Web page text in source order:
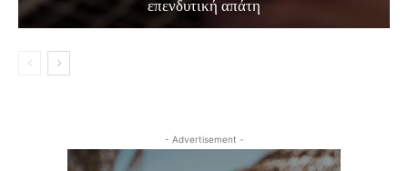
επενδυτική απάτη
- Advertisement -